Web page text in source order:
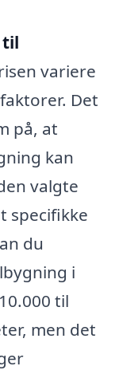
variere
Det
på, at
kan
valgte
specifikke
du
i
til
men det